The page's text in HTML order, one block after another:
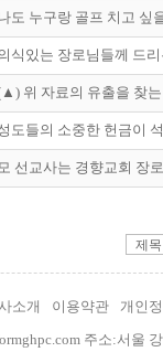
도 누구랑 골프 치고 싶
식있는 장로님들께 드
위 자료의 유출을 찾는
도들의 소중한 헌금이
선교사는 경향교회 장
소개 이용약관
개인
주소:서울